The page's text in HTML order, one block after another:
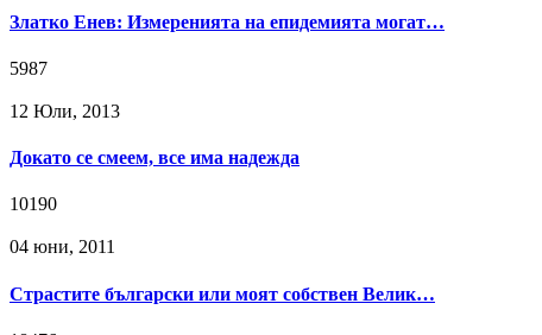
Златко Енев: Измеренията на епидемията могат…
5987
12 Юли, 2013
Докато се смеем, все има надежда
10190
04 юни, 2011
Страстите български или моят собствен Велик…